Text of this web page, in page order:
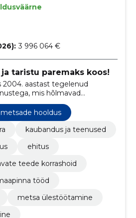
3 996 064 €
taristu paremaks koos!
2004. aastast tegelenud
mis hõlmavad
maaparandust, teede- ja
muud, pakkudes
metsa- ja
ning
metsade hooldus
kaubandus ja teenused
ehitus
teede korrashoid
tööd
metsa ülestöötamine